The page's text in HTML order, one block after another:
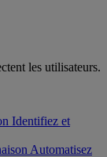
les utilisateurs.
Identifiez et
Automatisez